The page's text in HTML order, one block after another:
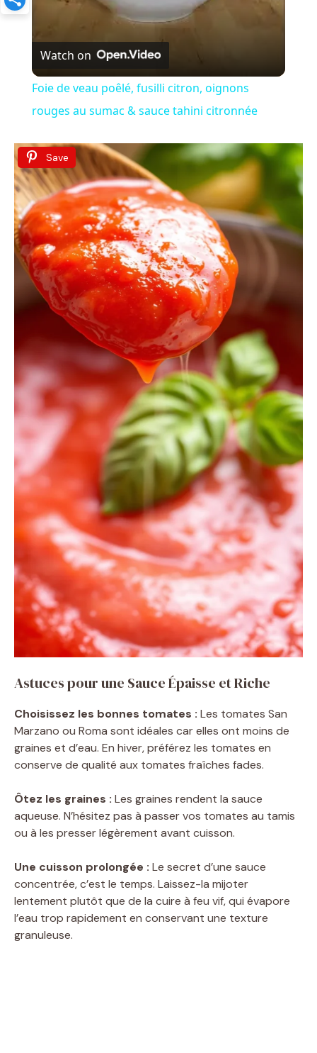
V
i
e
o
Watch on
Foie de veau poêlé, fusilli citron, oignons
rouges au sumac & sauce tahini citronnée
Save
Astuces pour une Sauce Épaisse et Riche
Choisissez les bonnes tomates : Les tomates San
Marzano ou Roma sont idéales car elles ont moins de
graines et d’eau. En hiver, préférez les tomates en
conserve de qualité aux tomates fraîches fades.
Ôtez les graines : Les graines rendent la sauce
aqueuse. N’hésitez pas à passer vos tomates au tamis
ou à les presser légèrement avant cuisson.
Une cuisson prolongée : Le secret d’une sauce
concentrée, c’est le temps. Laissez-la mijoter
lentement plutôt que de la cuire à feu vif, qui évapore
l’eau trop rapidement en conservant une texture
granuleuse.